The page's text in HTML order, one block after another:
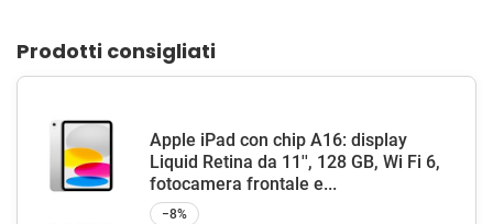
Prodotti consigliati
Apple iPad con chip A16: display
Liquid Retina da 11'', 128 GB, Wi Fi 6,
fotocamera frontale e...
−8%